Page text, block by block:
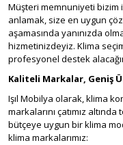
Müşteri memnuniyeti bizim
anlamak, size en uygun
aşamasında yanınızda
hizmetinizdeyiz. Klima
profesyonel destek
Kaliteli Markalar, Geniş
Işıl Mobilya olarak, klima
markalarını çatımız
bütçeye uygun bir klima
klima markalarımız: